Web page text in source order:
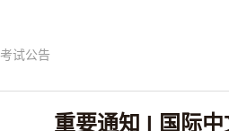
考试公告
重要通知 | 国际